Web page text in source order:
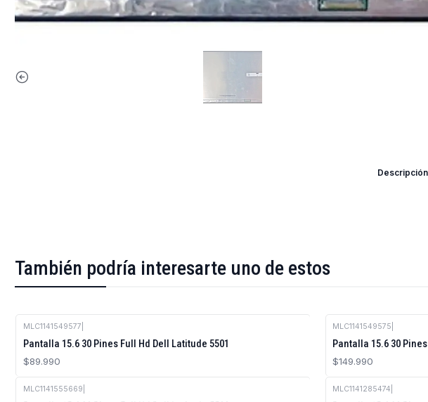
Descripción
También podría interesarte uno de estos
MLC1141549577
Pantalla 15.6 30 Pines Full Hd Dell Latitude 5501
$89.990
MLC1141549575
Pantalla 15.6 30
$149.990
MLC1141555669 MLC1141285474